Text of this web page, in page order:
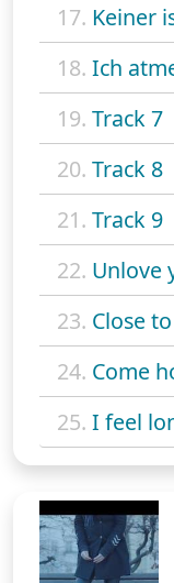
17. Keiner
18. Ich
19. Track 7
20. Track 8
21. Track 9
22. Unlove
23. Close
24. Come
25. I feel